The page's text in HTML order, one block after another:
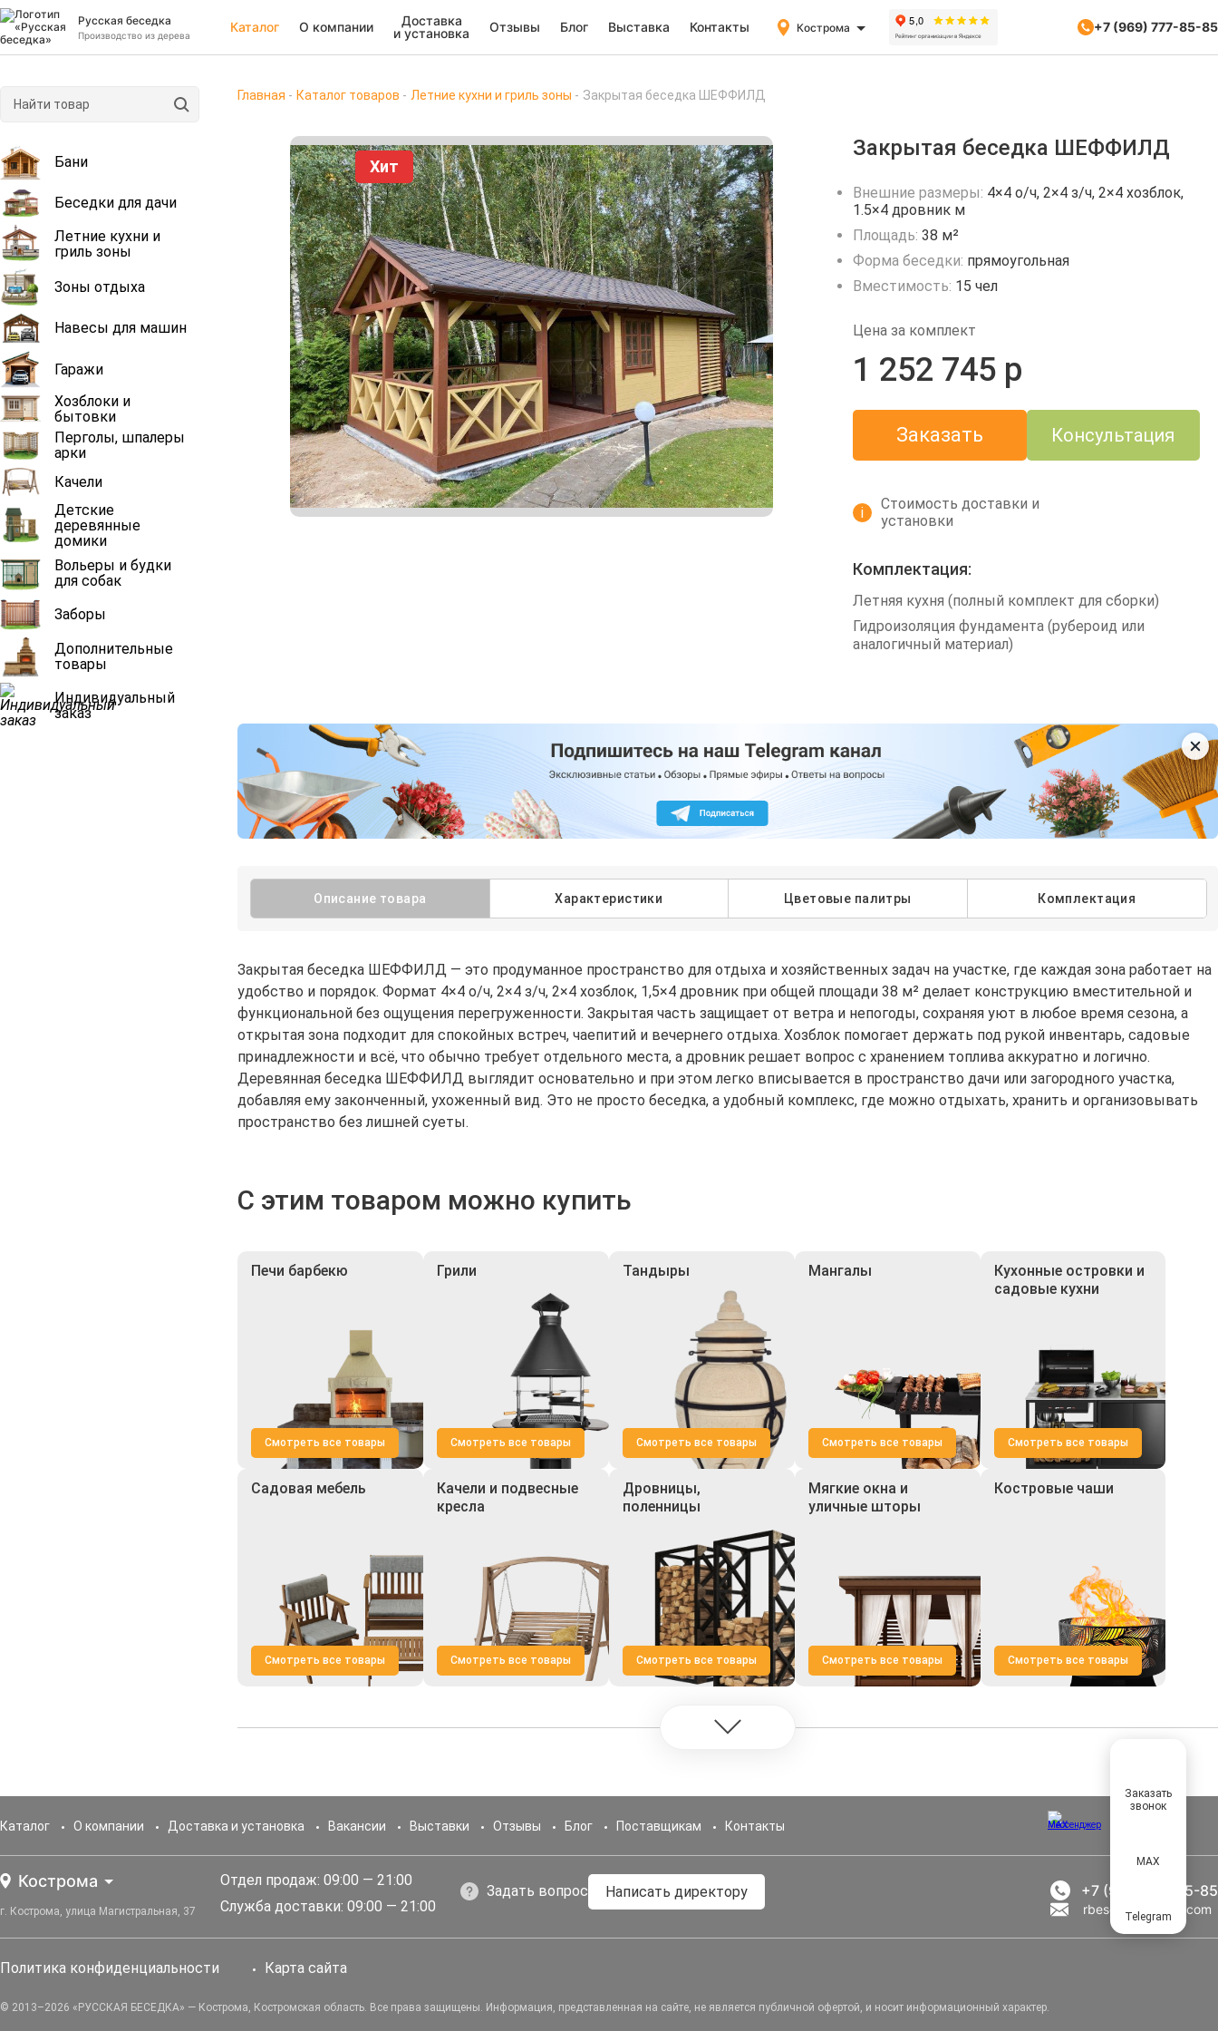
Русская беседка
Производство из дерева
Каталог О компании
Доставка
и установка
Отзывы Блог Выставка Контакты Кострома +7 (969) 777-85-85
Бани
Беседки для дачи
Летние кухни и
гриль зоны
Зоны отдыха
Навесы для машин
Гаражи
Хозблоки и
бытовки
Перголы, шпалеры
арки
Качели
Детские
деревянные
домики
Вольеры и будки
для собак
Заборы
Дополнительные
товары
Индивидуальный
заказ
Главная Каталог товаров Летние кухни и гриль зоны Закрытая беседка ШЕФФИЛД
Хит
Закрытая беседка ШЕФФИЛД
Внешние размеры: 4×4 о/ч, 2×4 з/ч, 2×4 хозблок,
1.5×4 дровник м
Площадь:38 м²
Форма беседки: прямоугольная
Вместимость: 15 чел
Цена за комплект
1 252 745 р
Заказать Консультация
i
Стоимость доставки и
установки
Комплектация:
Летняя кухня (полный комплект для сборки)
Гидроизоляция фундамента (рубероид или
аналогичный материал)
Описание товара Характеристики Цветовые палитры Комплектация
Закрытая беседка ШЕФФИЛД — это продуманное пространство для отдыха и хозяйственных задач на участке, где каждая зона работает на
удобство и порядок. Формат 4×4 о/ч, 2×4 з/ч, 2×4 хозблок, 1,5×4 дровник при общей площади 38 м² делает конструкцию вместительной и
функциональной без ощущения перегруженности. Закрытая часть защищает от ветра и непогоды, сохраняя уют в любое время сезона, а
открытая зона подходит для спокойных встреч, чаепитий и вечернего отдыха. Хозблок помогает держать под рукой инвентарь, садовые
принадлежности и всё, что обычно требует отдельного места, а дровник решает вопрос с хранением топлива аккуратно и логично.
Деревянная беседка ШЕФФИЛД выглядит основательно и при этом легко вписывается в пространство дачи или загородного участка,
добавляя ему законченный, ухоженный вид. Это не просто беседка, а удобный комплекс, где можно отдыхать, хранить и организовывать
пространство без лишней суеты.
С этим товаром можно купить
Печи барбекю
Смотреть все товары
Грили
Смотреть все товары
Тандыры
Смотреть все товары
Мангалы
Смотреть все товары
Кухонные островки и
садовые кухни
Смотреть все товары
Садовая мебель
Смотреть все товары
Качели и подвесные
кресла
Смотреть все товары
Дровницы,
поленницы
Смотреть все товары
Мягкие окна и
уличные шторы
Смотреть все товары
Костровые чаши
Смотреть все товары
Каталог О компании Доставка и установка Вакансии Выставки Отзывы Блог Поставщикам Контакты
Кострома
г. Кострома, улица Магистральная, 37
Отдел продаж: 09:00 — 21:00
Служба доставки: 09:00 — 21:00
Задать вопрос Написать директору +7 (969) 777-85-85
rbesedka@gmail.com
Политика конфиденциальности Карта сайта
© 2013–2026 «РУССКАЯ БЕСЕДКА» — Кострома, Костромская область. Все права защищены. Информация, представленная на сайте, не является публичной офертой, и носит информационный характер.
Заказать
звонок
MAX
Telegram